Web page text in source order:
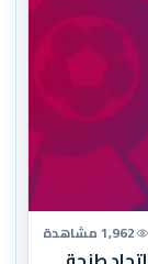
1,962 مشاهدة